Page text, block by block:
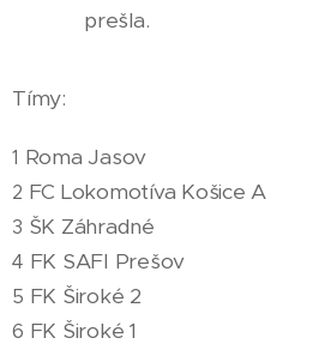
prešla.
Tímy:
1 Roma Jasov
2 FC Lokomotíva Košice A
3 ŠK Záhradné
4 FK SAFI Prešov
5 FK Široké 2
6 FK Široké 1